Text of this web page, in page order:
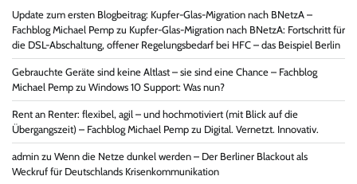
Update zum ersten Blogbeitrag: Kupfer-Glas-Migration nach BNetzA –
Fachblog Michael Pemp zu Kupfer-Glas-Migration nach BNetzA: Fortschritt für
die DSL-Abschaltung, offener Regelungsbedarf bei HFC – das Beispiel Berlin
Gebrauchte Geräte sind keine Altlast – sie sind eine Chance – Fachblog
Michael Pemp zu Windows 10 Support: Was nun?
Rent an Renter: flexibel, agil – und hochmotiviert (mit Blick auf die
Übergangszeit) – Fachblog Michael Pemp zu Digital. Vernetzt. Innovativ.
admin zu Wenn die Netze dunkel werden – Der Berliner Blackout als
Weckruf für Deutschlands Krisenkommunikation